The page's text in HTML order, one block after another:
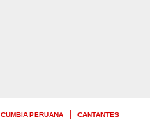
CUMBIA PERUANA CANTANTES